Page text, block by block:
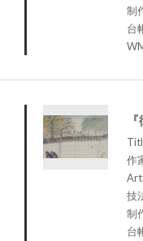
制
台
作
技
制
台